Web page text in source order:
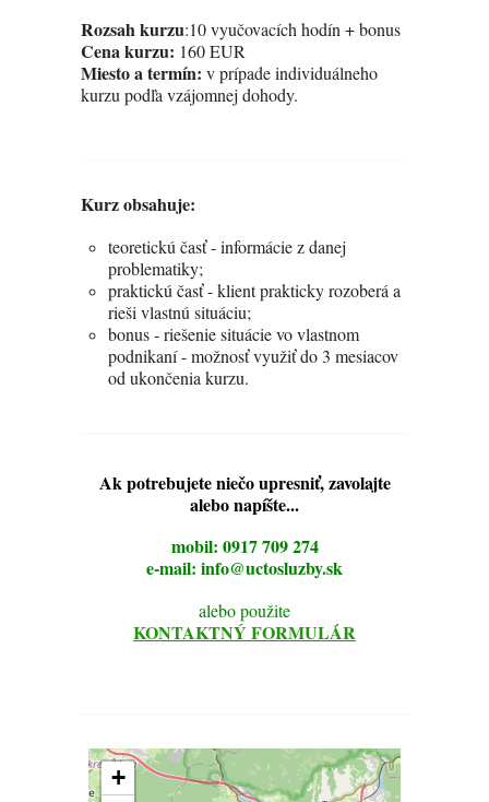
Rozsah kurzu:10 vyučovacích hodín + bonus
Cena kurzu: 160 EUR
Miesto a termín: v prípade individuálneho
kurzu podľa vzájomnej dohody.
Kurz obsahuje:
teoretickú časť - informácie z danej
problematiky;
praktickú časť - klient prakticky rozoberá a
rieši vlastnú situáciu;
bonus - riešenie situácie vo vlastnom
podnikaní - možnosť využiť do 3 mesiacov
od ukončenia kurzu.
Ak potrebujete niečo upresniť, zavolajte
alebo napíšte...
mobil: 0917 709 274
e-mail: info@uctosluzby.sk
alebo použite
KONTAKTNÝ FORMULÁR